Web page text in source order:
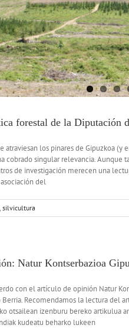
forestal de la Diputación
atraviesan los pinares de Gipuzkoa
cobrado singular relevancia. Aunque
de investigación merecen una
del
, silvicultura
Natur Kontserbazioa
con el artículo de opinión Natur
Recomendamos la lectura del
otsailean izenburu bereko artikulua
kudeatu beharko lukeen